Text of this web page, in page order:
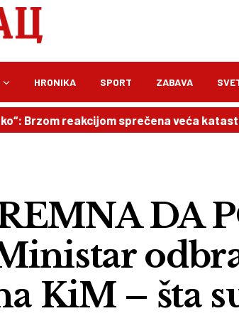
HRONIKA SPORT ZABAVA
reakcijom sprečena veća katastrofa
DA
KiM – šta